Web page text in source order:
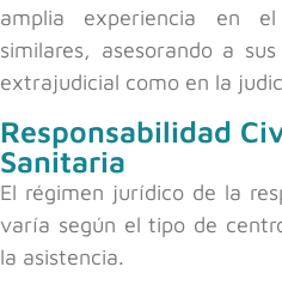
amplia experiencia en
similares, asesorando a
extrajudicial como en la
Responsabilidad
Sanitaria
El régimen jurídico de la
varía según el tipo de
la asistencia.